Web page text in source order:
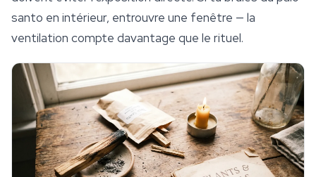
santo en intérieur, entrouvre une fenêtre — la
ventilation compte davantage que le rituel.